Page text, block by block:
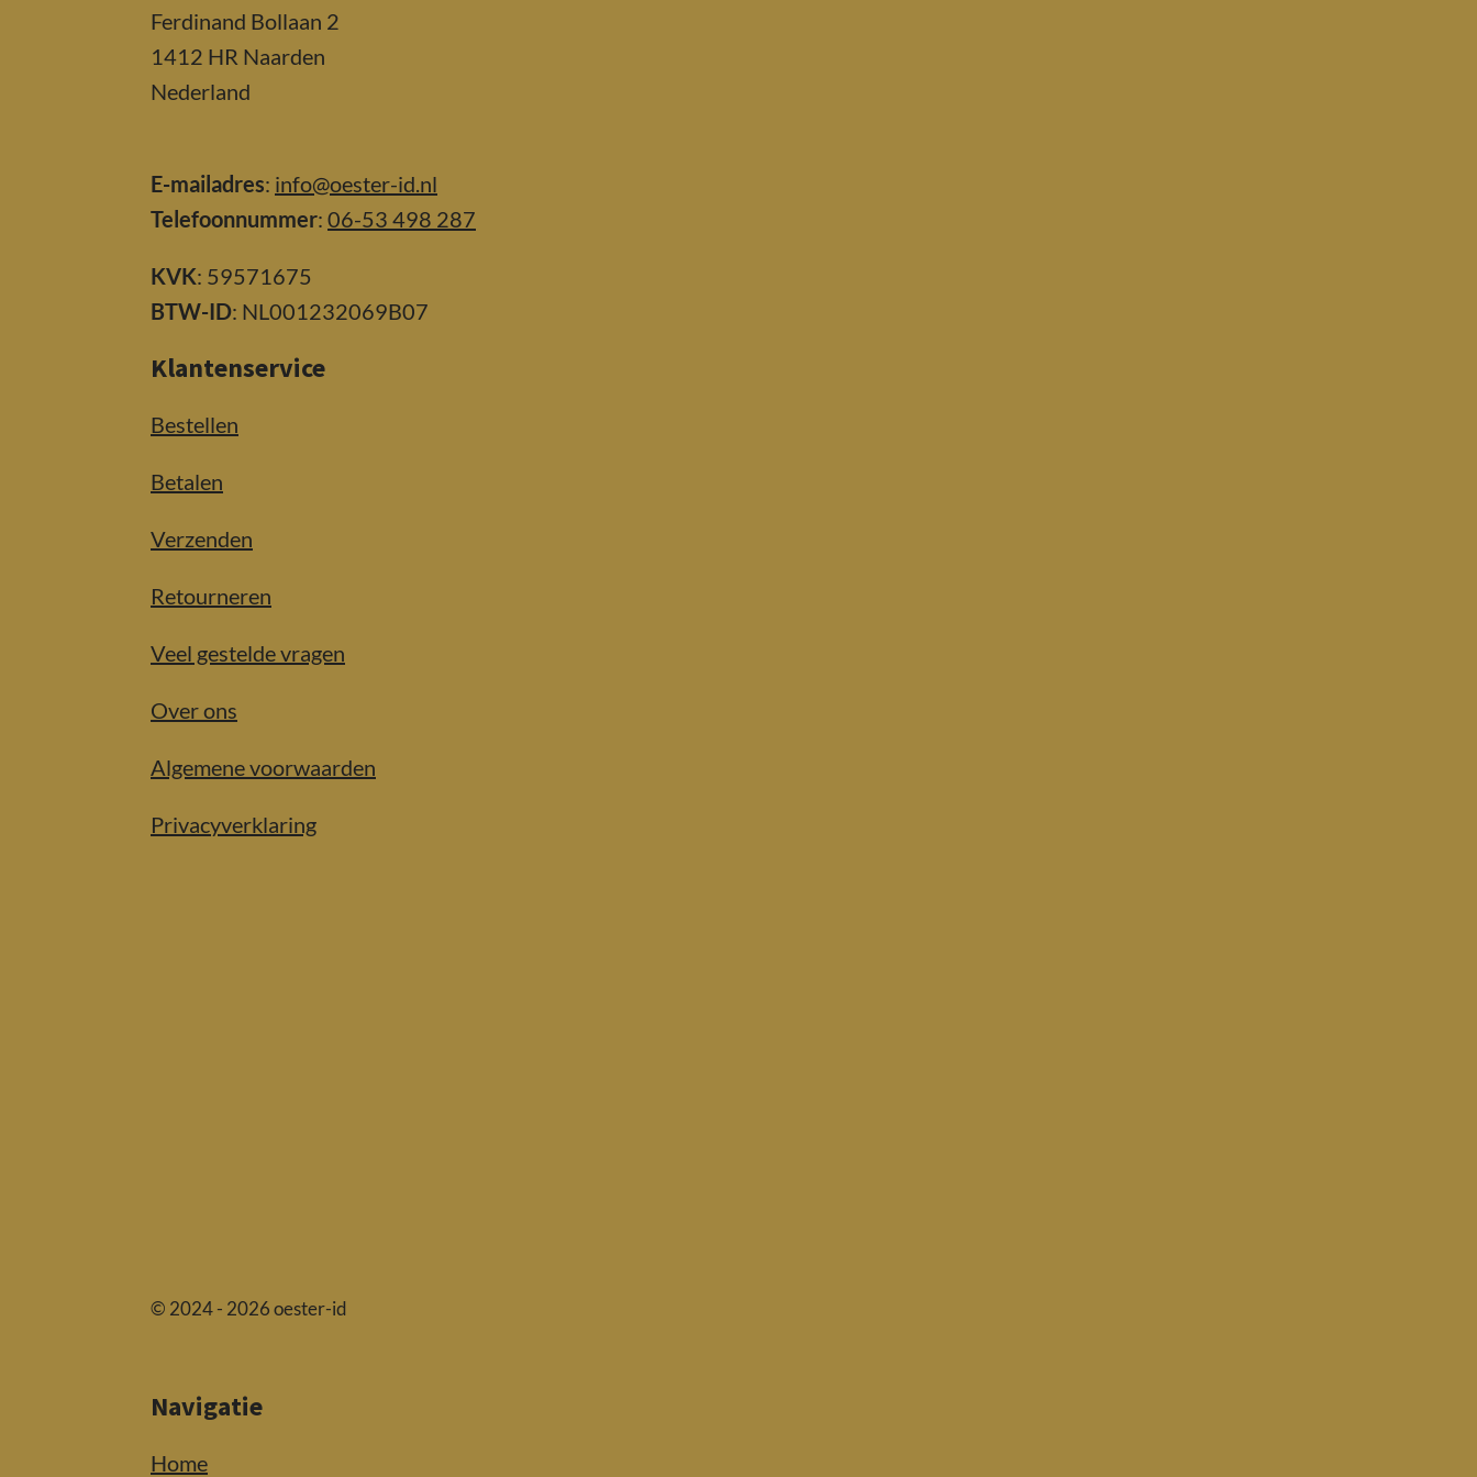
Ferdinand Bollaan 2
1412 HR Naarden
Nederland
E-mailadres: info@oester-id.nl
Telefoonnummer: 06-53 498 287
KVK: 59571675
BTW-ID: NL001232069B07
Klantenservice
Bestellen
Betalen
Verzenden
Retourneren
Veel gestelde vragen
Over ons
Algemene voorwaarden
Privacyverklaring
© 2024 - 2026 oester-id
Navigatie
Home